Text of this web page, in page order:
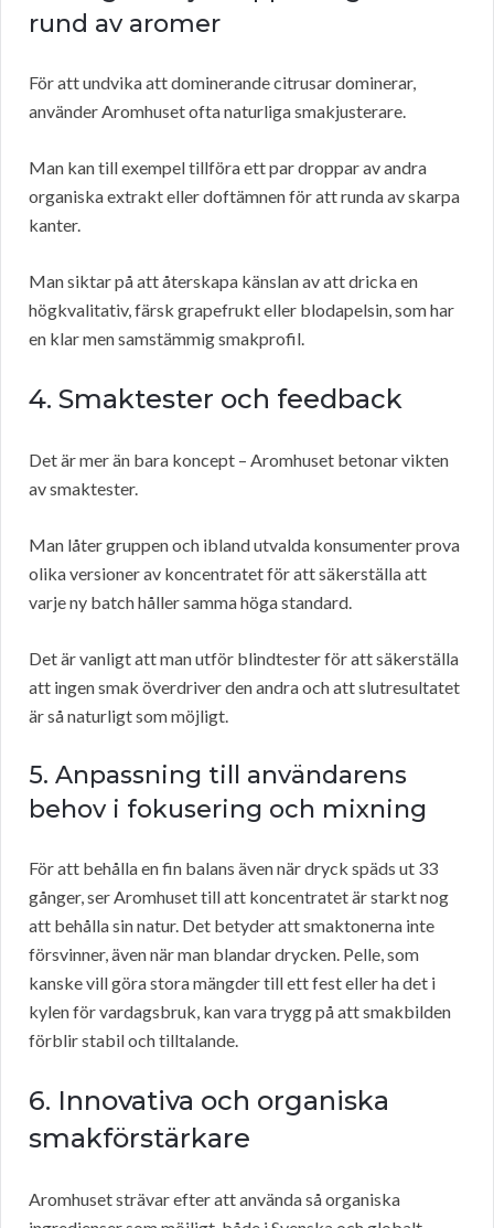
rund av aromer
För att undvika att dominerande citrusar dominerar,
använder Aromhuset ofta naturliga smakjusterare.
Man kan till exempel tillföra ett par droppar av andra
organiska extrakt eller doftämnen för att runda av skarpa
kanter.
Man siktar på att återskapa känslan av att dricka en
högkvalitativ, färsk grapefrukt eller blodapelsin, som har
en klar men samstämmig smakprofil.
4. Smaktester och feedback
Det är mer än bara koncept – Aromhuset betonar vikten
av smaktester.
Man låter gruppen och ibland utvalda konsumenter prova
olika versioner av koncentratet för att säkerställa att
varje ny batch håller samma höga standard.
Det är vanligt att man utför blindtester för att säkerställa
att ingen smak överdriver den andra och att slutresultatet
är så naturligt som möjligt.
5. Anpassning till användarens
behov i fokusering och mixning
För att behålla en fin balans även när dryck späds ut 33
gånger, ser Aromhuset till att koncentratet är starkt nog
att behålla sin natur. Det betyder att smaktonerna inte
försvinner, även när man blandar drycken. Pelle, som
kanske vill göra stora mängder till ett fest eller ha det i
kylen för vardagsbruk, kan vara trygg på att smakbilden
förblir stabil och tilltalande.
6. Innovativa och organiska
smakförstärkare
Aromhuset strävar efter att använda så organiska